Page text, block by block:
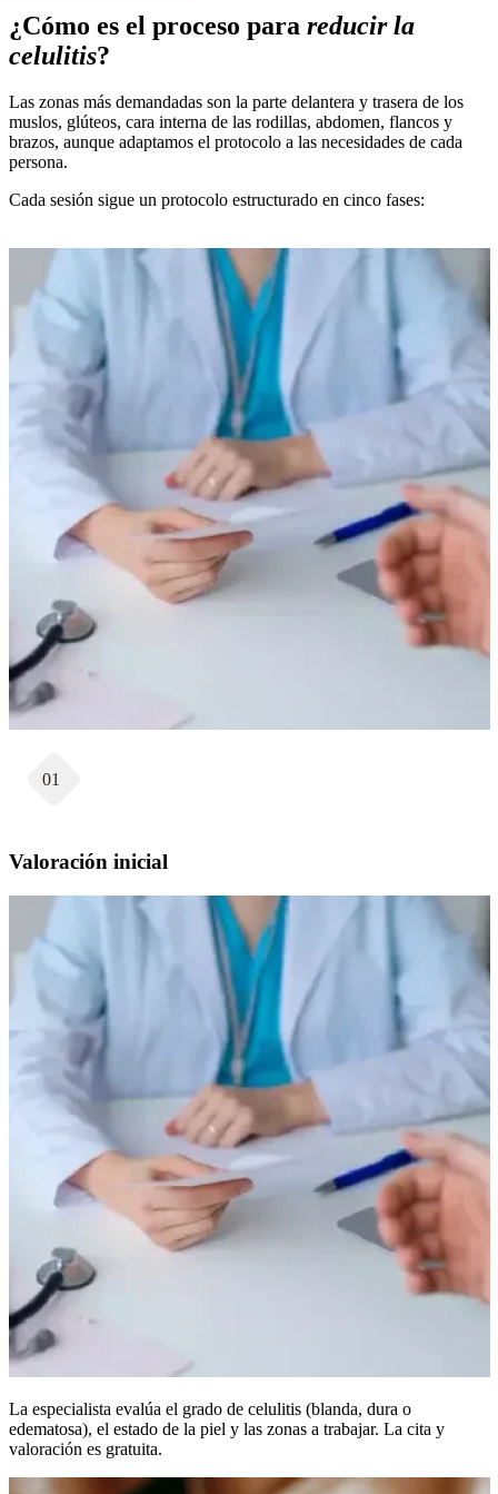
¿Cómo es el proceso para reducir la
celulitis?
Las zonas más demandadas son la parte delantera y trasera de los
muslos, glúteos, cara interna de las rodillas, abdomen, flancos y
brazos, aunque adaptamos el protocolo a las necesidades de cada
persona.
Cada sesión sigue un protocolo estructurado en cinco fases:
01
Valoración inicial
La especialista evalúa el grado de celulitis (blanda, dura o
edematosa), el estado de la piel y las zonas a trabajar. La cita y
valoración es gratuita.